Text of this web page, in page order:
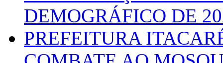
DEMOGRÁFICO DE
PREFEITURA